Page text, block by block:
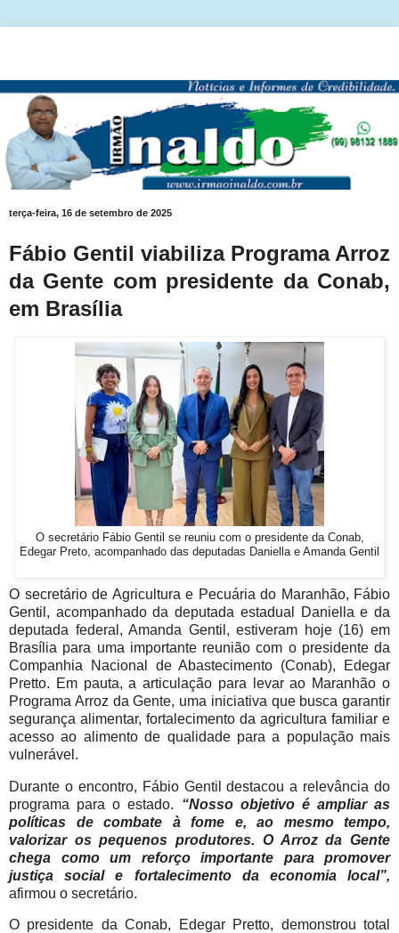
terça-feira, 16 de setembro de 2025
Fábio Gentil viabiliza Programa Arroz
da Gente com presidente da Conab,
em Brasília
O secretário Fábio Gentil se reuniu com o presidente da Conab,
Edegar Preto, acompanhado das deputadas Daniella e Amanda Gentil
O secretário de Agricultura e Pecuária do Maranhão, Fábio
Gentil, acompanhado da deputada estadual Daniella e da
deputada federal, Amanda Gentil, estiveram hoje (16) em
Brasília para uma importante reunião com o presidente da
Companhia Nacional de Abastecimento (Conab), Edegar
Pretto. Em pauta, a articulação para levar ao Maranhão o
Programa Arroz da Gente, uma iniciativa que busca garantir
segurança alimentar, fortalecimento da agricultura familiar e
acesso ao alimento de qualidade para a população mais
vulnerável.
Durante o encontro, Fábio Gentil destacou a relevância do
programa para o estado. “Nosso objetivo é ampliar as
políticas de combate à fome e, ao mesmo tempo,
valorizar os pequenos produtores. O Arroz da Gente
chega como um reforço importante para promover
justiça social e fortalecimento da economia local”,
afirmou o secretário.
O presidente da Conab, Edegar Pretto, demonstrou total